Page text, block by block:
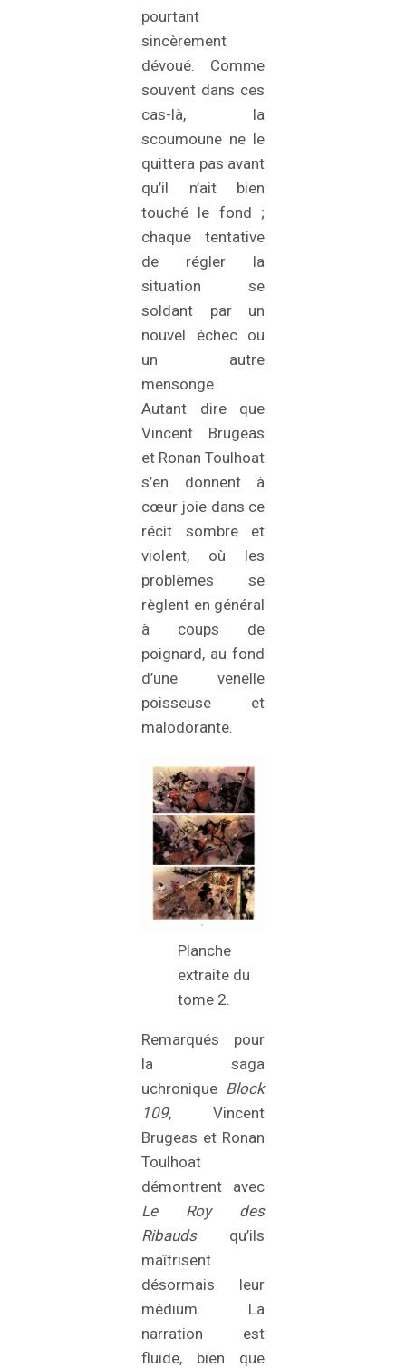
pourtant
sincèrement
dévoué. Comme
souvent dans ces
cas-là, la
scoumoune ne le
quittera pas avant
qu’il n’ait bien
touché le fond ;
chaque tentative
de régler la
situation se
soldant par un
nouvel échec ou
un autre
mensonge.
Autant dire que
Vincent Brugeas
et Ronan Toulhoat
s’en donnent à
cœur joie dans ce
récit sombre et
violent, où les
problèmes se
règlent en général
à coups de
poignard, au fond
d’une venelle
poisseuse et
malodorante.
Planche
extraite du
tome 2.
Remarqués pour
la saga
uchronique Block
109, Vincent
Brugeas et Ronan
Toulhoat
démontrent avec
Le Roy des
Ribaudsqu’ils
maîtrisent
désormais leur
médium. La
narration est
fluide, bien que